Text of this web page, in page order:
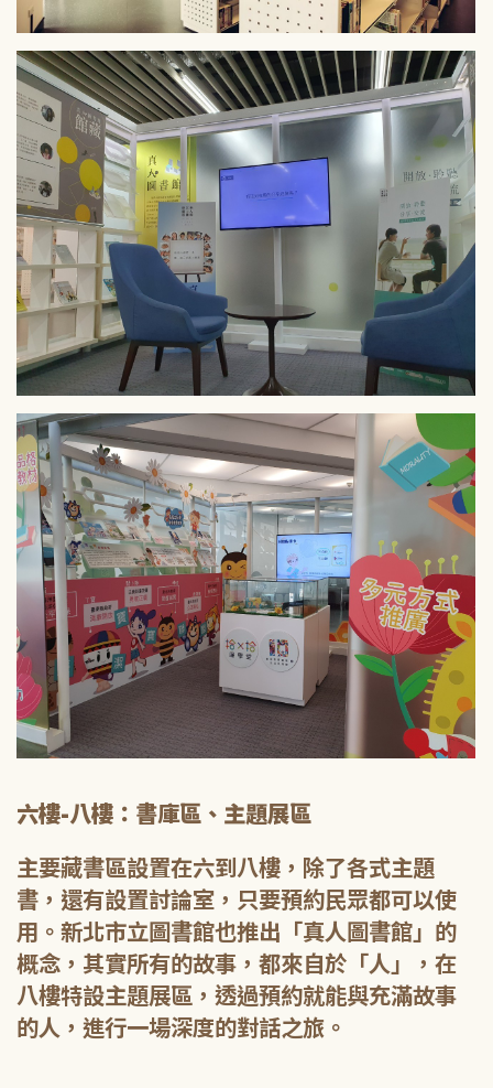
六樓-八樓：書庫區、主題展區
主要藏書區設置在六到八樓，除了各式主題
書，還有設置討論室，只要預約民眾都可以使
用。新北市立圖書館也推出「真人圖書館」的
概念，其實所有的故事，都來自於「人」，在
八樓特設主題展區，透過預約就能與充滿故事
的人，進行一場深度的對話之旅。